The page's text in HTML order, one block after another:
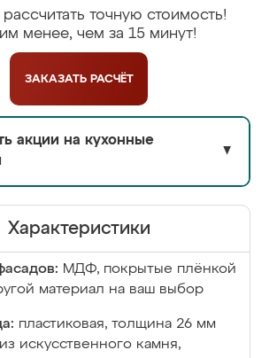
точную стоимость!
менее, чем за 15 минут!
ЗАКАЗАТЬ РАСЧЁТ
акции на кухонные
▼
Характеристики
МДФ, покрытые плёнкой
материал на ваш выбор
пластиковая, толщина 26 мм
искусственного камня,